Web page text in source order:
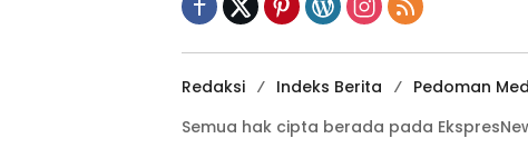
Redaksi Indeks Berita
Pedoman
Semua hak cipta berada pada